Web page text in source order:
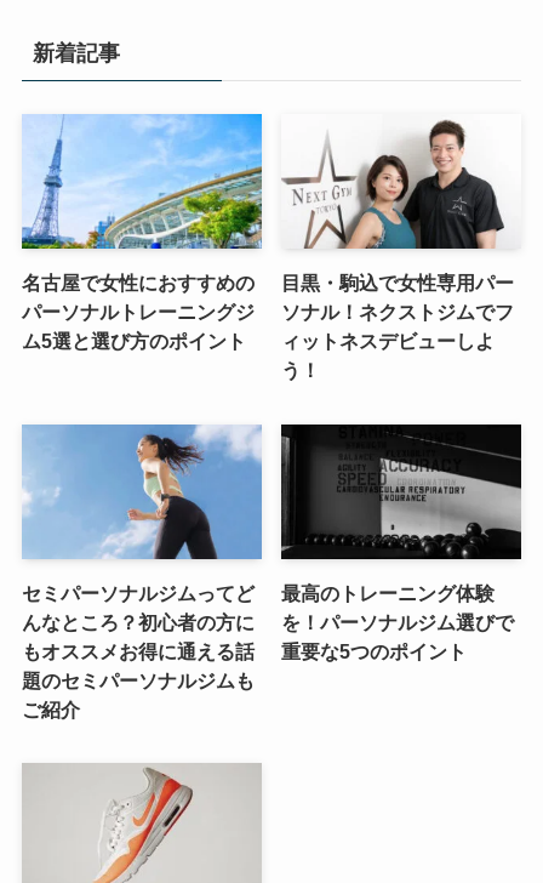
新着記事
名古屋で女性におすすめの
パーソナルトレーニングジ
ム5選と選び方のポイント
目黒・駒込で女性専用パー
ソナル！ネクストジムでフ
ィットネスデビューしよ
う！
セミパーソナルジムってど
んなところ？初心者の方に
もオススメお得に通える話
題のセミパーソナルジムも
ご紹介
最高のトレーニング体験
を！パーソナルジム選びで
重要な5つのポイント